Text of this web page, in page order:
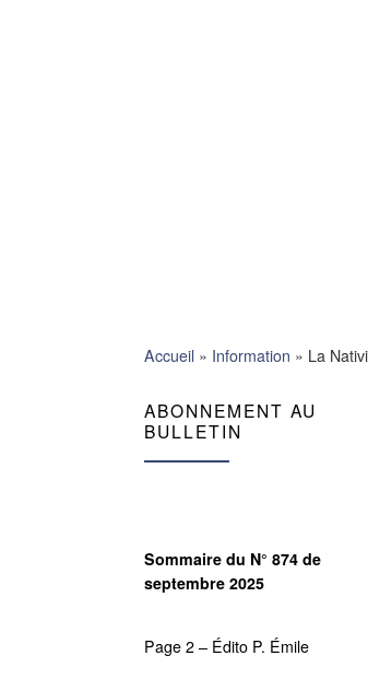
Accueil » Information » La
ABONNEMENT AU
BULLETIN
Sommaire du N° 874 de
septembre 2025
Page 2 – Édito P. Émile